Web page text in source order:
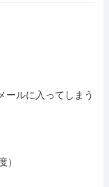
ールに入ってしまう
）